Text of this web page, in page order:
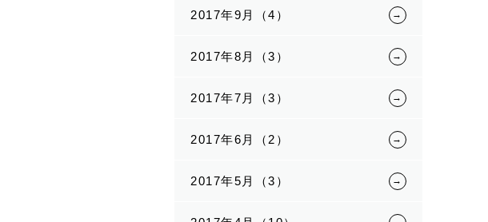
2017年9月（4）
2017年8月（3）
2017年7月（3）
2017年6月（2）
2017年5月（3）